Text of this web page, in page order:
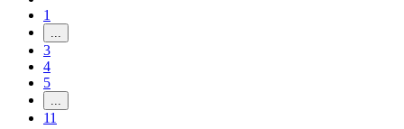
1
...
3
4
5
...
11